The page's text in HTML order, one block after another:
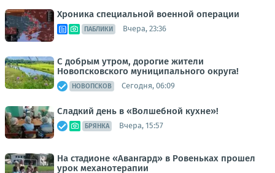
Хроника специальной военной операции
ПАБЛИКИ Вчера, 23:36
С добрым утром, дорогие жители
Новопсковского муниципального округа!
НОВОПСКОВ Сегодня, 06:09
Сладкий день в «Волшебной кухне»!
БРЯНКА Вчера, 15:57
На стадионе «Авангард» в Ровеньках прошел
урок механотерапии